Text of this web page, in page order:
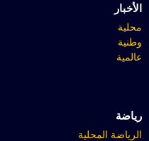
الأخبار
محلية
وطنية
عالمية
رياضة
الرياضة المحلية